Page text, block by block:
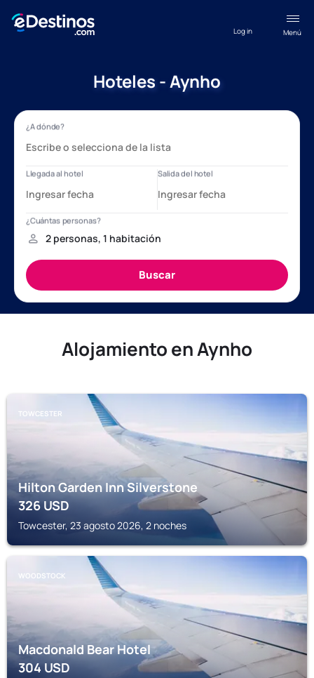
Menú
Log in
Hoteles - Aynho
Alojamiento en Aynho
TOWCESTER
Hilton Garden Inn Silverstone
326USD
Towcester, 23 agosto 2026, 2 noches
WOODSTOCK
Macdonald Bear Hotel
304USD